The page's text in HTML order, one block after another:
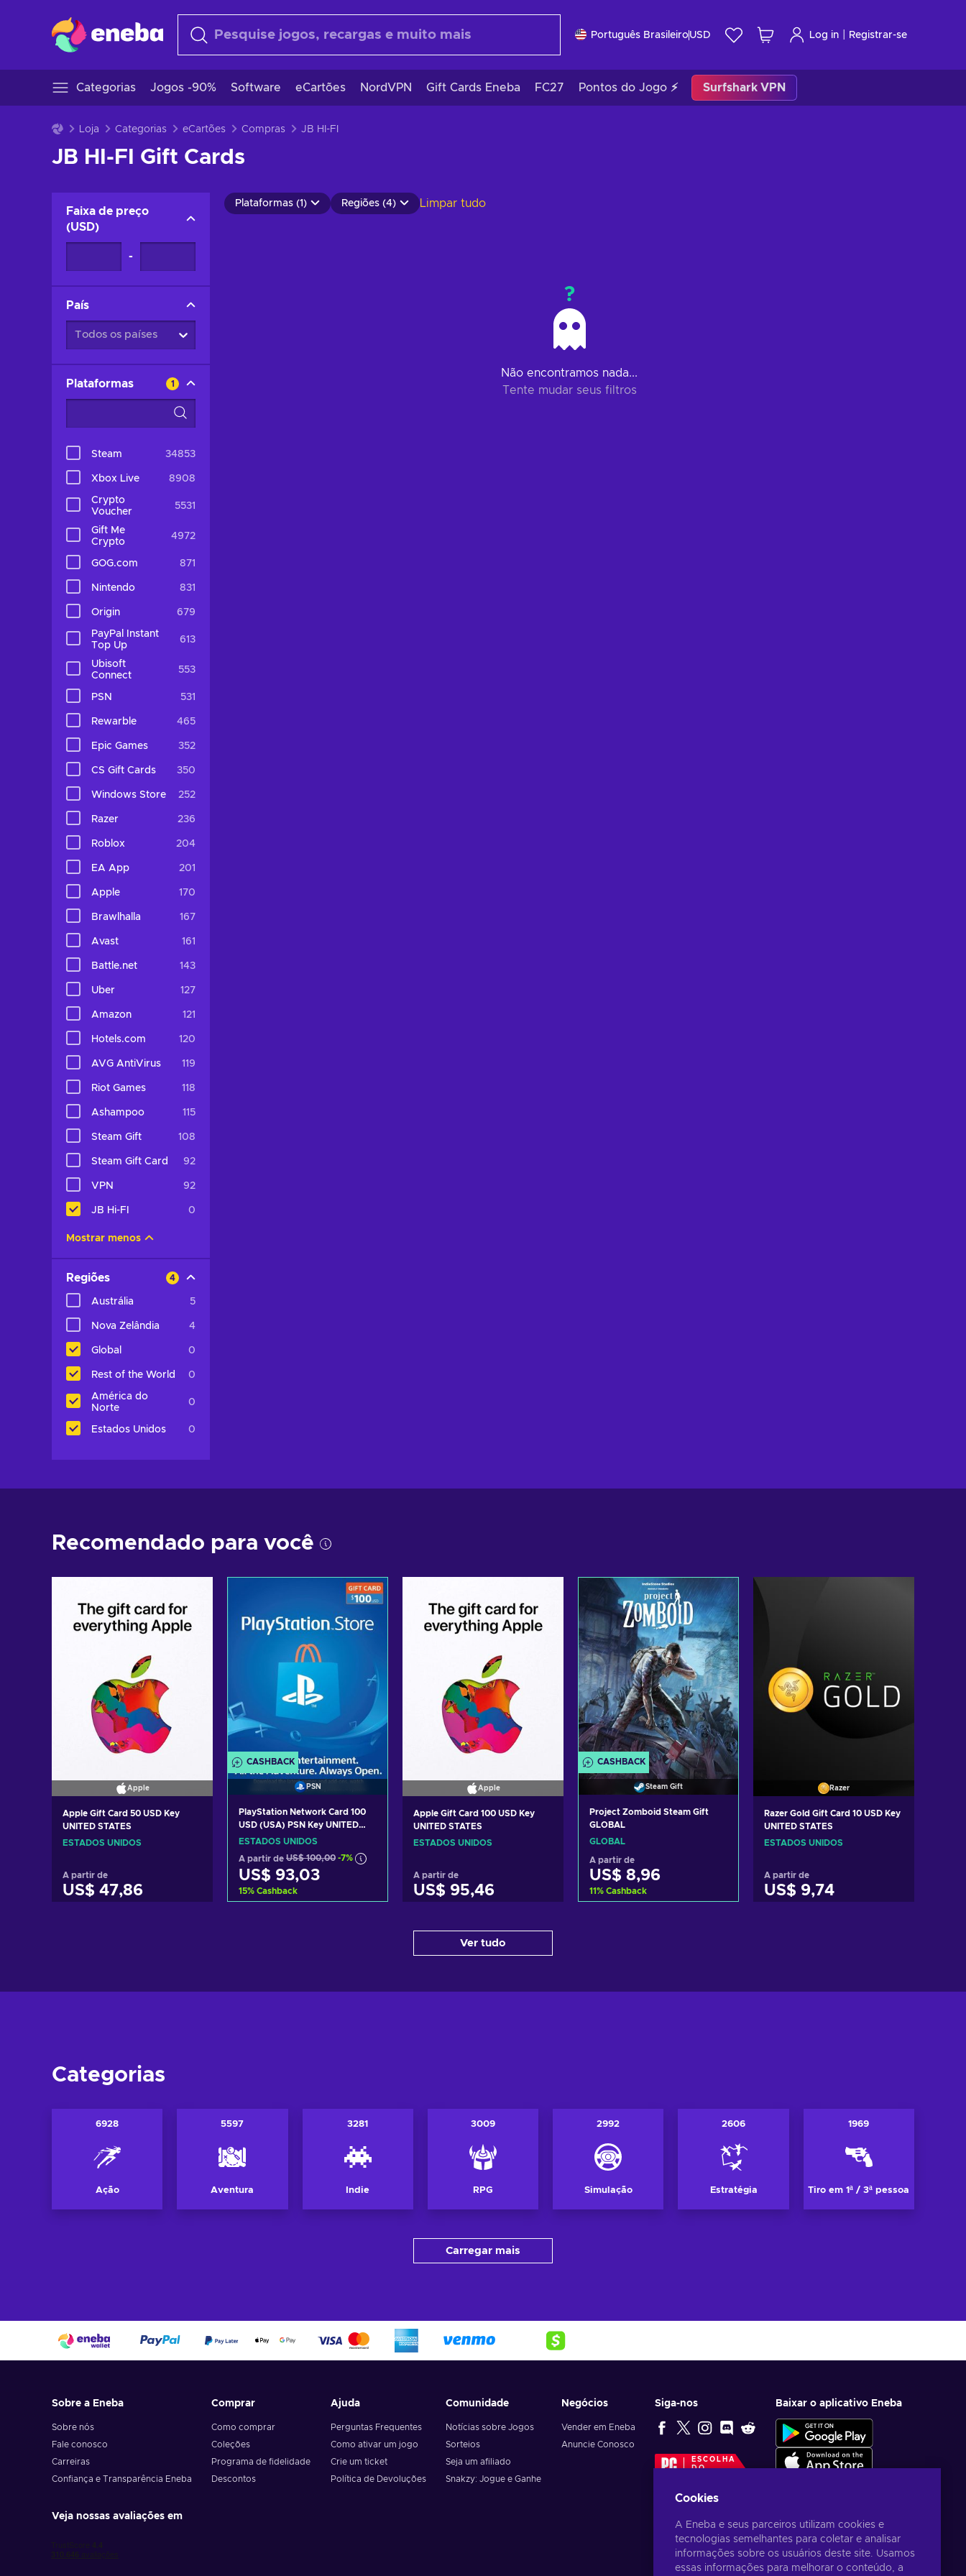
Português BrasileiroUSD Log in Registrar-se
Categorias Jogos -90% Software eCartões NordVPN Gift Cards Eneba FC27 Pontos do Jogo ⚡ Surfshark VPN
Loja Categorias eCartões Compras JB HI-FI
JB HI-FI Gift Cards
Faixa de preço
(USD)
-
País
Todos os países
Plataformas 1
Steam 34853
Xbox Live 8908
Crypto
Voucher
5531
Gift Me
Crypto
4972
GOG.com 871
Nintendo 831
Origin 679
PayPal Instant
Top Up
613
Ubisoft
Connect
553
PSN 531
Rewarble 465
Epic Games 352
CS Gift Cards 350
Windows Store 252
Razer 236
Roblox 204
EA App 201
Apple 170
Brawlhalla 167
Avast 161
Battle.net 143
Uber 127
Amazon 121
Hotels.com 120
AVG AntiVirus 119
Riot Games 118
Ashampoo 115
Steam Gift 108
Steam Gift Card 92
VPN 92
JB Hi-FI 0
Mostrar menos
Regiões 4
Austrália 5
Nova Zelândia 4
Global 0
Rest of the World 0
América do
Norte
0
Estados Unidos 0
Plataformas (1) Regiões (4) Limpar tudo
?
Não encontramos nada...
Tente mudar seus filtros
Recomendado para você
Apple
Apple Gift Card 50 USD Key
UNITED STATES
ESTADOS UNIDOS
A partir de
US$ 47,86
CASHBACK
PSN
PlayStation Network Card 100
USD (USA) PSN Key UNITED
STATES
ESTADOS UNIDOS
A partir de US$ 100,00 -7%
US$ 93,03
15% Cashback
Apple
Apple Gift Card 100 USD Key
UNITED STATES
ESTADOS UNIDOS
A partir de
US$ 95,46
Ver ofertas
CASHBACK
Steam Gift
Project Zomboid Steam Gift
GLOBAL
GLOBAL
A partir de
US$ 8,96
11% Cashback
Razer
Razer Gold Gift Card 10 USD Key
UNITED STATES
ESTADOS UNIDOS
A partir de
US$ 9,74
Ver tudo
Categorias
6928
Ação
5597
Aventura
3281
Indie
3009
RPG
2992
Simulação
2606
Estratégia
1969
Tiro em 1ª / 3ª pessoa
Carregar mais
Sobre a Eneba
Sobre nós
Fale conosco
Carreiras
Confiança e Transparência Eneba
Comprar
Como comprar
Coleções
Programa de fidelidade
Descontos
Ajuda
Perguntas Frequentes
Como ativar um jogo
Crie um ticket
Política de Devoluções
Comunidade
Notícias sobre Jogos
Sorteios
Seja um afiliado
Snakzy: Jogue e Ganhe
Negócios
Vender em Eneba
Anuncie Conosco
Siga-nos
ESCOLHA
DO
Baixar o aplicativo Eneba
Veja nossas avaliações em
Cookies
A Eneba e seus parceiros utilizam cookies e
tecnologias semelhantes para coletar e analisar
informações sobre os usuários deste site. Usamos
essas informações para melhorar o conteúdo, a